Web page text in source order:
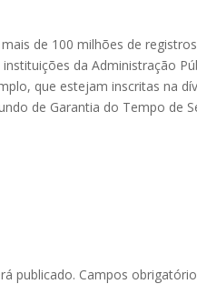
de 100 milhões de
da Administração
que estejam inscritas na
de Garantia do Tempo de
publicado. Campos